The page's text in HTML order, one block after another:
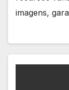
imagens,